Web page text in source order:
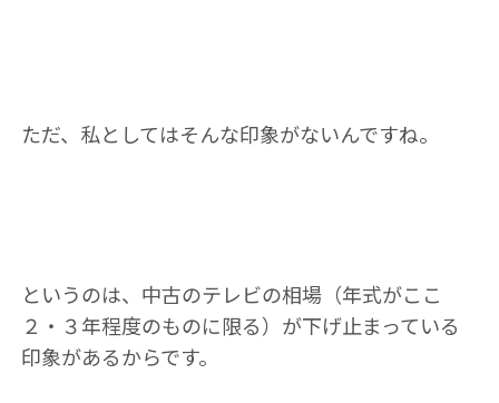
ただ、私としてはそんな印象がないんですね。
というのは、中古のテレビの相場（年式がここ
２・３年程度のものに限る）が下げ止まっている
印象があるからです。